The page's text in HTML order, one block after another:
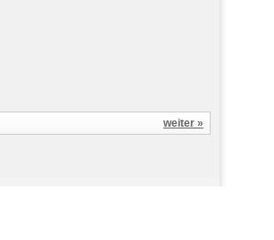
weiter »